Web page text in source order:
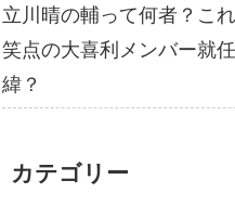
立川晴の輔って何者？こ
笑点の大喜利メンバー就
緯？
カテゴリー